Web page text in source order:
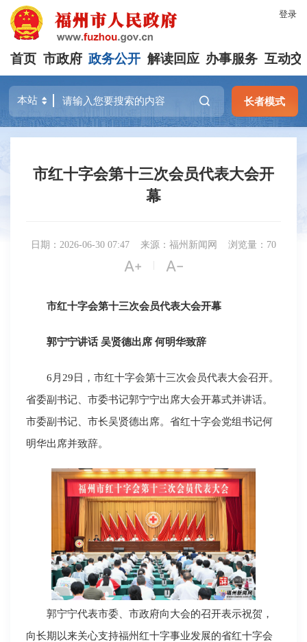
登录
首页 市政府 政务公开 解读回应 办事服务 互动交
长者模式
市红十字会第十三次会员代表大会开
幕
日期：2026-06-30 07:47 来源：福州新闻网 浏览量：70
 | 
市红十字会第十三次会员代表大会开幕
郭宁宁讲话 吴贤德出席 何明华致辞
6月29日，市红十字会第十三次会员代表大会召开。
省委副书记、市委书记郭宁宁出席大会开幕式并讲话。
市委副书记、市长吴贤德出席。省红十字会党组书记何
明华出席并致辞。
郭宁宁代表市委、市政府向大会的召开表示祝贺，
向长期以来关心支持福州红十字事业发展的省红十字会